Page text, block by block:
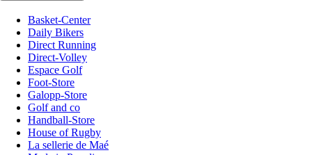
Basket-Center
Daily Bikers
Direct Running
Direct-Volley
Espace Golf
Foot-Store
Galopp-Store
Golf and co
Handball-Store
House of Rugby
La sellerie de Maé